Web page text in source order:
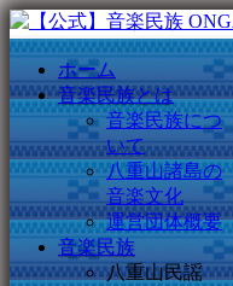
ホーム
音楽民族とは
音楽民族につ
いて
八重山諸島の
音楽文化
運営団体概要
音楽民族
八重山民謡